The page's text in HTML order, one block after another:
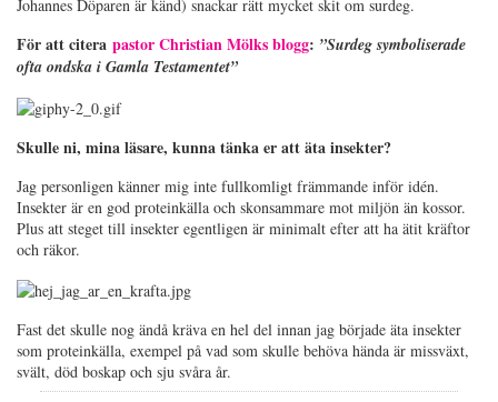
Johannes Döparen är känd) snackar rätt mycket skit om surdeg.
För att citera pastor Christian Mölks blogg: ”Surdeg symboliserade
ofta ondska i Gamla Testamentet”
Skulle ni, mina läsare, kunna tänka er att äta insekter?
Jag personligen känner mig inte fullkomligt främmande inför idén.
Insekter är en god proteinkälla och skonsammare mot miljön än kossor.
Plus att steget till insekter egentligen är minimalt efter att ha ätit kräftor
och räkor.
Fast det skulle nog ändå kräva en hel del innan jag började äta insekter
som proteinkälla, exempel på vad som skulle behöva hända är missväxt,
svält, död boskap och sju svåra år.